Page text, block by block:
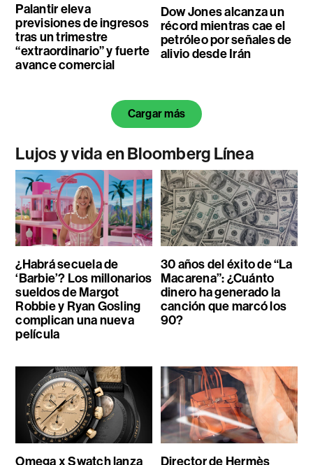
Palantir eleva
previsiones de ingresos
tras un trimestre
“extraordinario” y fuerte
avance comercial
Dow Jones alcanza un
récord mientras cae el
petróleo por señales de
alivio desde Irán
Cargar más
Lujos y vida en Bloomberg Línea
¿Habrá secuela de
‘Barbie’? Los millonarios
sueldos de Margot
Robbie y Ryan Gosling
complican una nueva
película
30 años del éxito de “La
Macarena”: ¿Cuánto
dinero ha generado la
canción que marcó los
90?
Omega x Swatch lanza
Director de Hermès